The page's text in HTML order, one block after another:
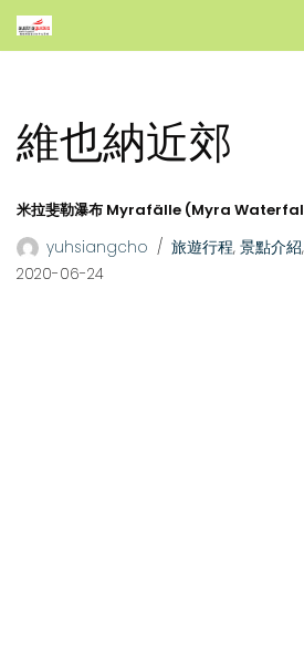
文
維也納近郊
米拉斐勒瀑布 Myrafälle (Myra
yuhsiangcho
旅遊行程, 景點介紹,
2020-06-24